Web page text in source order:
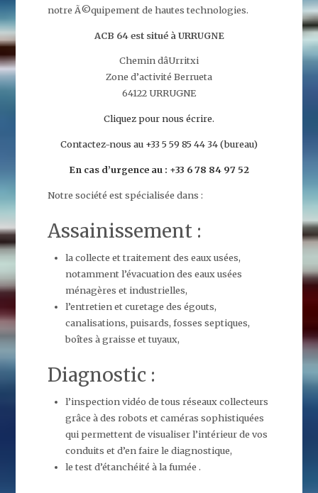
notre Ã©quipement de hautes technologies.
ACB 64 est situé à URRUGNE
Chemin dâUrritxi
Zone d’activité Berrueta
64122 URRUGNE
Cliquez pour nous écrire.
Contactez-nous au +33 5 59 85 44 34 (bureau)
En cas d’urgence au : +33 6 78 84 97 52
Notre société est spécialisée dans :
Assainissement :
la collecte et traitement des eaux usées,
notamment l’évacuation des eaux usées
ménagères et industrielles,
l’entretien et curetage des égouts,
canalisations, puisards, fosses septiques,
boîtes à graisse et tuyaux,
Diagnostic :
l’inspection vidéo de tous réseaux collecteurs
grâce à des robots et caméras sophistiquées
qui permettent de visualiser l’intérieur de vos
conduits et d’en faire le diagnostique,
le test d’étanchéité à la fumée .